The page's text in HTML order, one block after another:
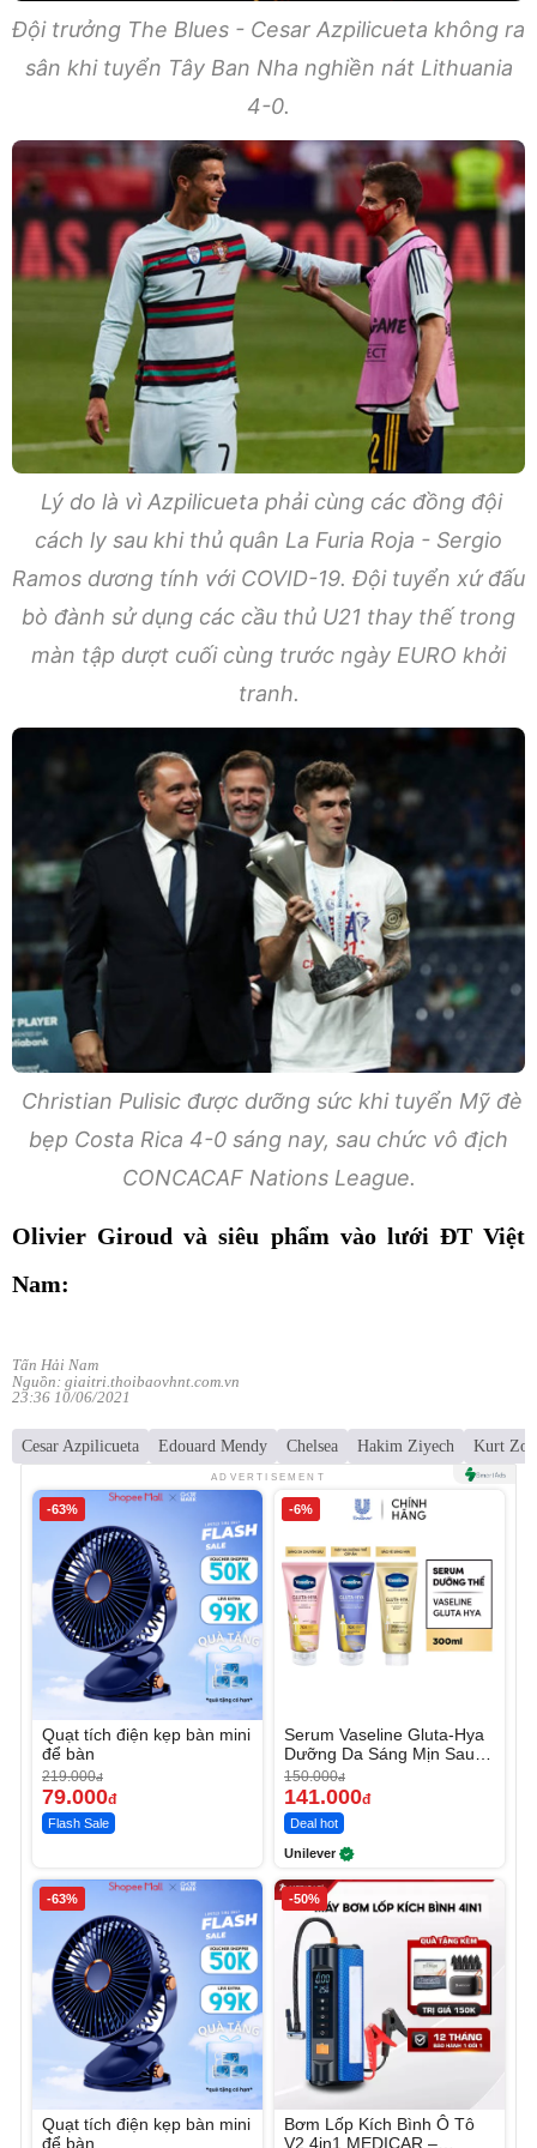
Đội trưởng The Blues - Cesar Azpilicueta không ra
sân khi tuyển Tây Ban Nha nghiền nát Lithuania
4-0.
Lý do là vì Azpilicueta phải cùng các đồng đội
cách ly sau khi thủ quân La Furia Roja - Sergio
Ramos dương tính với COVID-19. Đội tuyển xứ đấu
bò đành sử dụng các cầu thủ U21 thay thế trong
màn tập dượt cuối cùng trước ngày EURO khởi
tranh.
Christian Pulisic được dưỡng sức khi tuyển Mỹ đè
bẹp Costa Rica 4-0 sáng nay, sau chức vô địch
CONCACAF Nations League.
Olivier Giroud và siêu phẩm vào lưới ĐT Việt
Nam:
Tấn Hải Nam
Nguồn: giaitri.thoibaovhnt.com.vn
23:36 10/06/2021
Cesar Azpilicueta Edouard Mendy Chelsea Hakim Ziyech Kurt
ADVERTISEMENT
-63%
Quạt tích điện kẹp bàn mini
để bàn
219.000đ
79.000đ
Flash Sale
-6%
Serum Vaseline Gluta-Hya
Dưỡng Da Sáng Mịn Sau 7
Ngày
150.000đ
141.000đ
Deal hot
Unilever
-63%
Quạt tích điện kẹp bàn mini
để bàn
-50%
Bơm Lốp Kích Bình Ô Tô
V2 4in1 MEDICAR –